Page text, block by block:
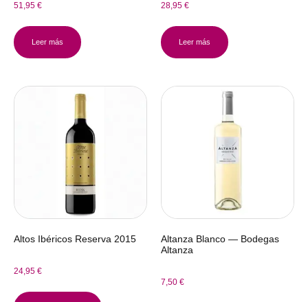
51,95 €
Leer más
28,95 €
Leer más
Altos Ibéricos Reserva 2015
24,95 €
Altanza Blanco — Bodegas
Altanza
7,50 €